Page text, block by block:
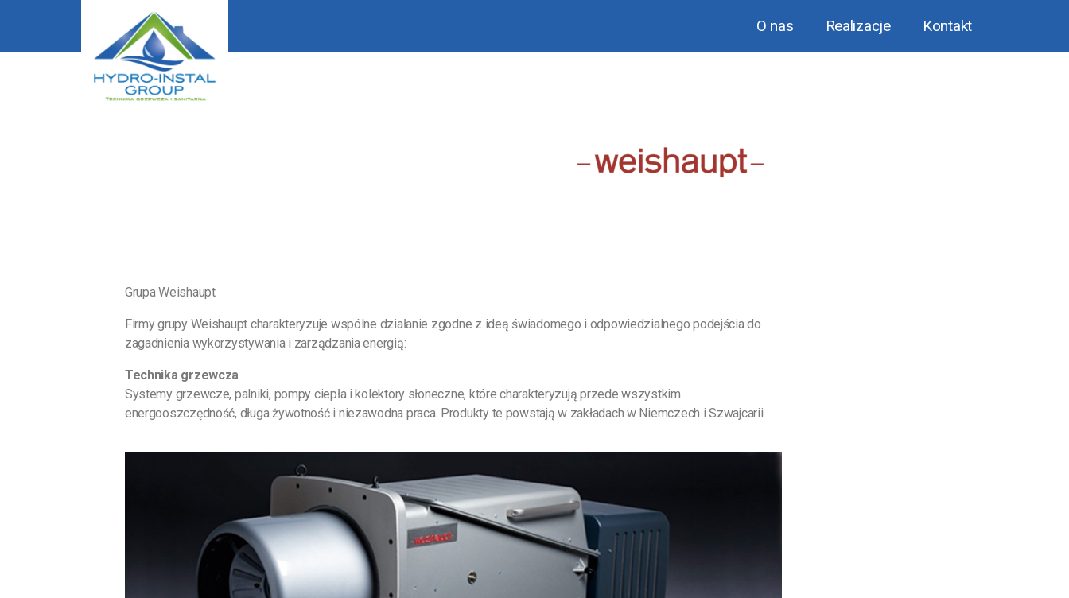
O nas Realizacje Kontakt
Grupa Weishaupt
Firmy grupy Weishaupt charakteryzuje wspólne działanie zgodne z ideą świadomego i odpowiedzialnego podejścia do
zagadnienia wykorzystywania i zarządzania energią:
Technika grzewcza
Systemy grzewcze, palniki, pompy ciepła i kolektory słoneczne, które charakteryzują przede wszystkim
energooszczędność, długa żywotność i niezawodna praca. Produkty te powstają w zakładach w Niemczech i Szwajcarii